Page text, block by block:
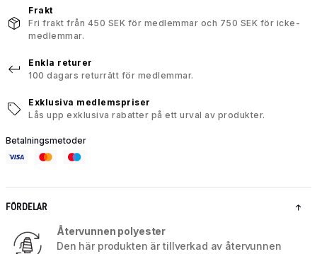
Frakt
Fri frakt från 450 SEK för medlemmar och 750 SEK för icke-
medlemmar.
Enkla returer
100 dagars returrätt för medlemmar.
Exklusiva medlemspriser
Lås upp exklusiva rabatter på ett urval av produkter.
Betalningsmetoder
FÖRDELAR
Återvunnen polyester
Den här produkten är tillverkad av återvunnen